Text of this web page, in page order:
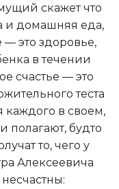
скажет что
и домашняя еда,
— это здоровье,
в течении
счастье — это
теста
каждого в своем,
полагают, будто
то, чего у
Алексеевича